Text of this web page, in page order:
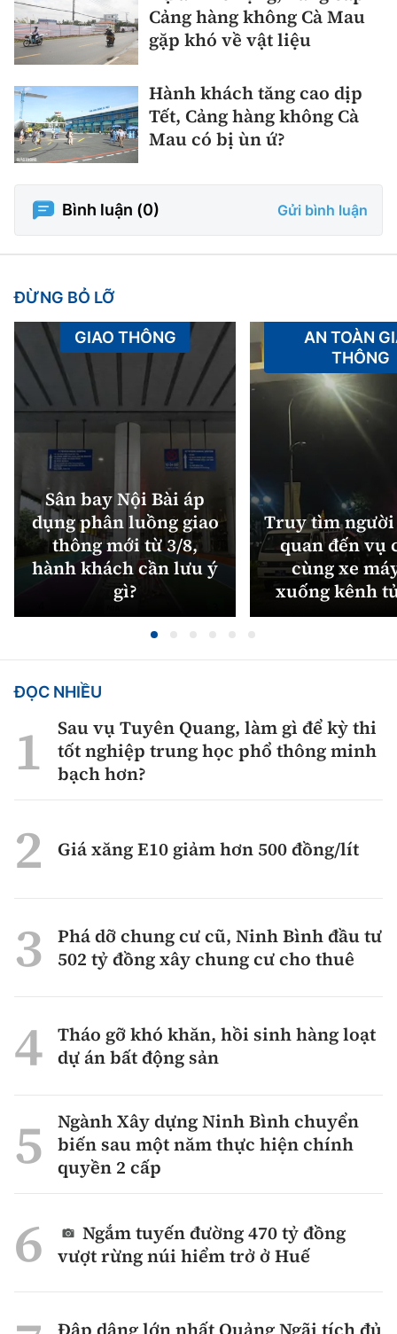
Cảng hàng không Cà Mau
gặp khó về vật liệu
Hành khách tăng cao dịp
Tết, Cảng hàng không Cà
Mau có bị ùn ứ?
Bình luận (0) Gửi bình luận
ĐỪNG BỎ LỠ
Sân bay Nội Bài áp
dụng phân luồng giao
thông mới từ 3/8,
hành khách cần lưu ý
gì?
GIAO THÔNG
Truy tìm
quan đến vụ
cùng xe
xuống kênh
AN TOÀN
THÔNG
ĐỌC NHIỀU
Sau vụ Tuyên Quang, làm gì để kỳ thi
tốt nghiệp trung học phổ thông minh
bạch hơn?
Giá xăng E10 giảm hơn 500 đồng/lít
Phá dỡ chung cư cũ, Ninh Bình đầu tư
502 tỷ đồng xây chung cư cho thuê
Tháo gỡ khó khăn, hồi sinh hàng loạt
dự án bất động sản
Ngành Xây dựng Ninh Bình chuyển
biến sau một năm thực hiện chính
quyền 2 cấp
Ngắm tuyến đường 470 tỷ đồng
vượt rừng núi hiểm trở ở Huế